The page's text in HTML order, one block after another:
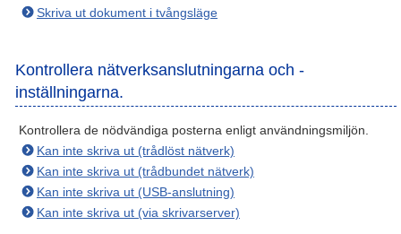
Skriva ut dokument i tvångsläge
Kontrollera nätverksanslutningarna och -
inställningarna.
Kontrollera de nödvändiga posterna enligt användningsmiljön.
Kan inte skriva ut (trådlöst nätverk)
Kan inte skriva ut (trådbundet nätverk)
Kan inte skriva ut (USB-anslutning)
Kan inte skriva ut (via skrivarserver)